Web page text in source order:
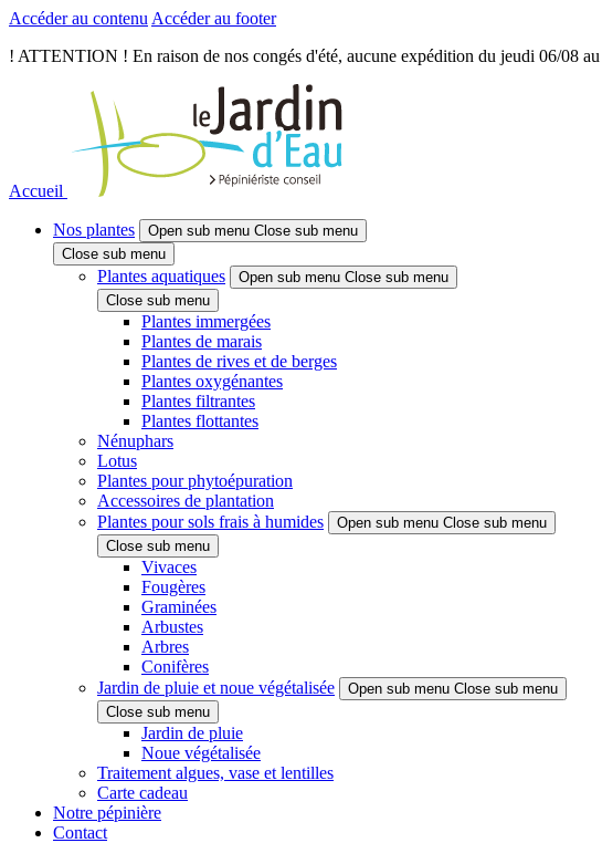
Accéder au contenu Accéder au footer
! ATTENTION ! En raison de nos congés d'été, aucune expédition du jeudi 06/08
Accueil
Nos plantes Open sub menu Close sub menu
Close sub menu
Plantes aquatiques Open sub menu Close sub menu
Close sub menu
Plantes immergées
Plantes de marais
Plantes de rives et de berges
Plantes oxygénantes
Plantes filtrantes
Plantes flottantes
Nénuphars
Lotus
Plantes pour phytoépuration
Accessoires de plantation
Plantes pour sols frais à humides
Open sub menu Close sub menu
Close sub menu
Vivaces
Fougères
Graminées
Arbustes
Arbres
Conifères
Jardin de pluie et noue végétalisée
Open sub menu Close sub menu
Close sub menu
Jardin de pluie
Noue végétalisée
Traitement algues, vase et lentilles
Carte cadeau
Notre pépinière
Contact